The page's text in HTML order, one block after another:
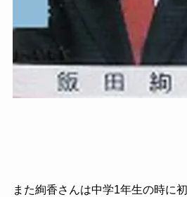
また絢香さんは中学1年生の時に